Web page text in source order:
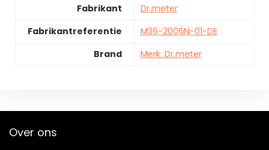
Fabrikant
Dr.meter
Fabrikantreferentie
M36-2006N-01-DE
Brand
Merk: Dr.meter
Over ons